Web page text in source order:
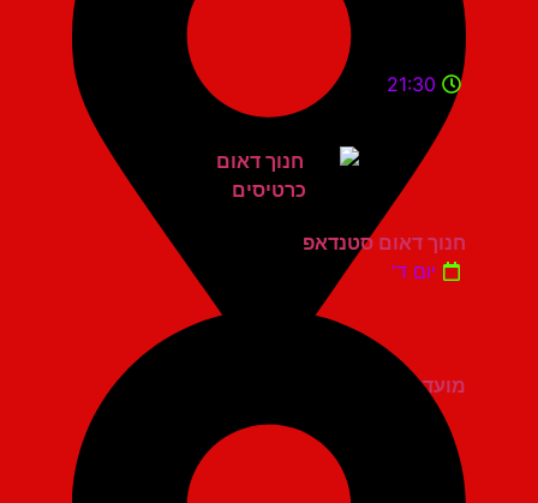
מועדון הגריי יהוד
21:30
חנוך דאום סטנדאפ
יום ד'